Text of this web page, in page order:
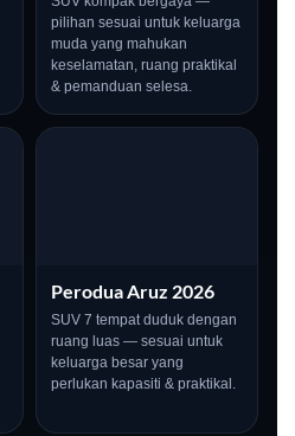
pilihan sesuai untuk keluarga
muda yang mahukan
keselamatan, ruang praktikal
& pemanduan selesa.
Perodua Aruz 2026
SUV 7 tempat duduk dengan
ruang luas — sesuai untuk
keluarga besar yang
perlukan kapasiti & praktikal.